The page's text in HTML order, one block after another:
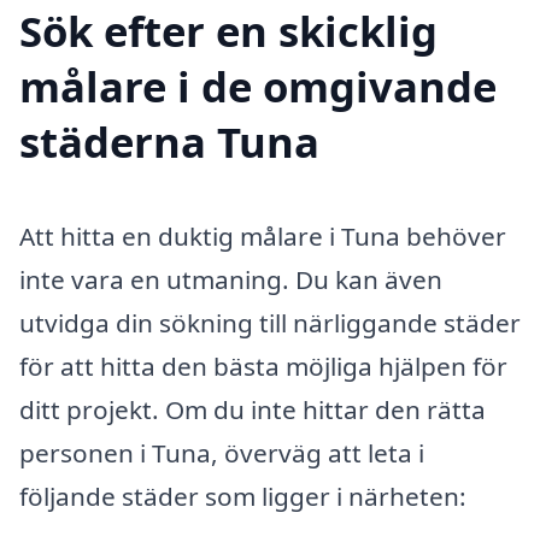
Sök efter en skicklig
målare i de omgivande
städerna Tuna
Att hitta en duktig målare i Tuna behöver
inte vara en utmaning. Du kan även
utvidga din sökning till närliggande städer
för att hitta den bästa möjliga hjälpen för
ditt projekt. Om du inte hittar den rätta
personen i Tuna, överväg att leta i
följande städer som ligger i närheten: